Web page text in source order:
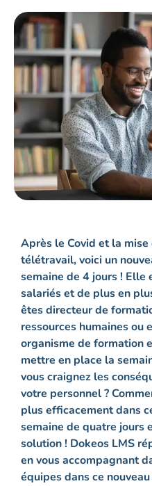
Après le Covid et la
télétravail, voici un
semaine de 4 jours !
salariés et de plus en
êtes directeur de
ressources humaines ou
organisme de formation
mettre en place la
vous craignez les
votre personnel ?
plus efficacement dans
semaine de quatre jours
solution ! Dokeos LMS
en vous accompagnant
équipes dans ce